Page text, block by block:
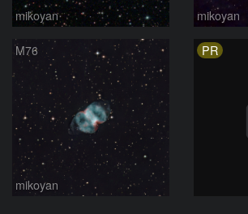
mikoyan mikoyan
M76
mikoyan
PR